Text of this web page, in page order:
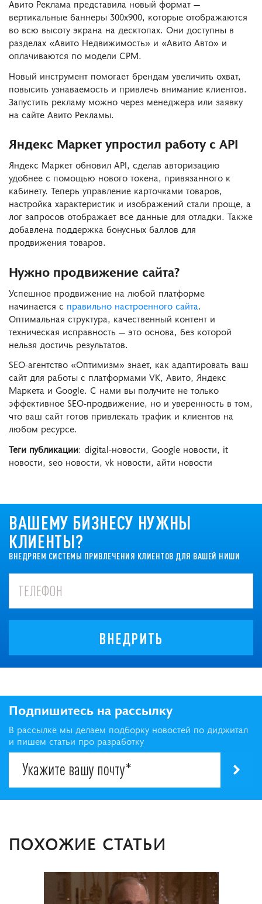
Авито Реклама представила новый формат —
вертикальные баннеры 300х900, которые отображаются
во всю высоту экрана на десктопах. Они доступны в
разделах «Авито Недвижимость» и «Авито Авто» и
оплачиваются по модели CPM.
Новый инструмент помогает брендам увеличить охват,
повысить узнаваемость и привлечь внимание клиентов.
Запустить рекламу можно через менеджера или заявку
на сайте Авито Рекламы.
Яндекс Маркет упростил работу с API
Яндекс Маркет обновил API, сделав авторизацию
удобнее с помощью нового токена, привязанного к
кабинету. Теперь управление карточками товаров,
настройка характеристик и изображений стали проще, а
лог запросов отображает все данные для отладки. Также
добавлена поддержка бонусных баллов для
продвижения товаров.
Нужно продвижение сайта?
Успешное продвижение на любой платформе
начинается с правильно настроенного сайта.
Оптимальная структура, качественный контент и
техническая исправность — это основа, без которой
нельзя достичь результатов.
SEO-агентство «Оптимизм» знает, как адаптировать ваш
сайт для работы с платформами VK, Авито, Яндекс
Маркета и Google. С нами вы получите не только
эффективное SEO-продвижение, но и уверенность в том,
что ваш сайт готов привлекать трафик и клиентов на
любом ресурсе.
Теги публикации: digital-новости, Google новости, it
новости, seo новости, vk новости, айти новости
ВАШЕМУ БИЗНЕСУ НУЖНЫ
КЛИЕНТЫ?
ВНЕДРЯЕМ СИСТЕМЫ ПРИВЛЕЧЕНИЯ КЛИЕНТОВ ДЛЯ ВАШЕЙ НИШИ
ВНЕДРИТЬ
Подпишитесь на рассылку
В рассылке мы делаем подборку новостей по диджитал
и пишем статьи про разработку
ПОХОЖИЕ СТАТЬИ